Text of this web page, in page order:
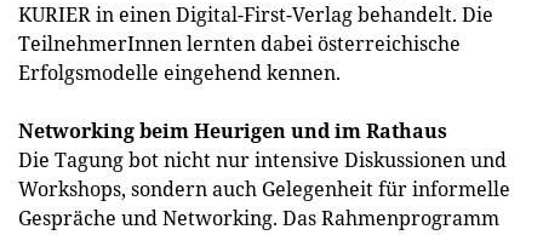
KURIER in einen Digital-First-Verlag behandelt. Die
TeilnehmerInnen lernten dabei österreichische
Erfolgsmodelle eingehend kennen.
Networking beim Heurigen und im Rathaus
Die Tagung bot nicht nur intensive Diskussionen und
Workshops, sondern auch Gelegenheit für informelle
Gespräche und Networking. Das Rahmenprogramm